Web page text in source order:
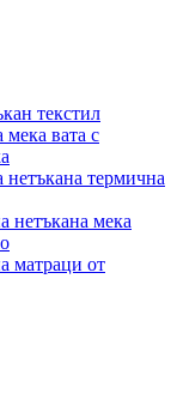
текстил
мека вата с
нетъкана термична
нетъкана мека
матраци от